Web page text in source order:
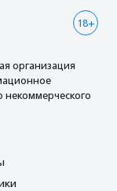
18+
организация
некоммерческого